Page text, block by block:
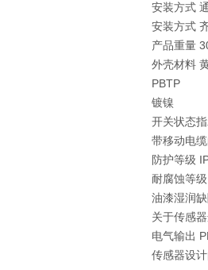
安装方式
安装方式
产品重量
外壳材料
PBTP
镀镍
开关状态
带移动电
防护等级
耐腐蚀等
油漆湿润
关于传感
电气输出
传感器设